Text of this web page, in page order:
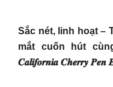
Sắc nét, linh hoạt –
mắt cuốn hút
𝑪𝒂𝒍𝒊𝒇𝒐𝒓𝒏𝒊𝒂 𝑪𝒉𝒆𝒓𝒓𝒚 𝑷𝒆𝒏